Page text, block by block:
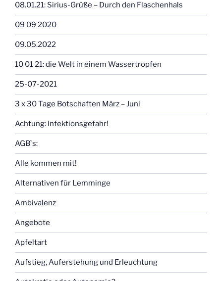
08.01.21: Sirius-Grüße – Durch den Flaschenhals
09 09 2020
09.05.2022
10 01 21: die Welt in einem Wassertropfen
25-07-2021
3 x 30 Tage Botschaften März – Juni
Achtung: Infektionsgefahr!
AGB`s:
Alle kommen mit!
Alternativen für Lemminge
Ambivalenz
Angebote
Apfeltart
Aufstieg, Auferstehung und Erleuchtung